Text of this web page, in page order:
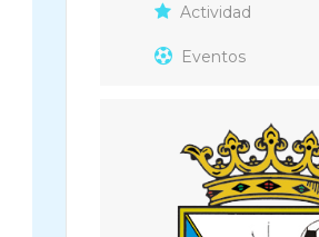
Actividad
Eventos